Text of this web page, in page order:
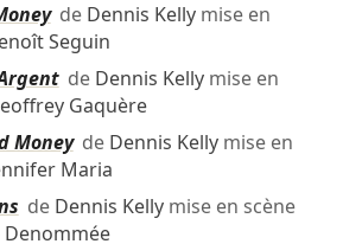
de Dennis Kellymise en
Seguin
de Dennis Kellymise en
Gaquère
Moneyde Dennis Kellymise en
Maria
de Dennis Kellymise en scène
Denommée